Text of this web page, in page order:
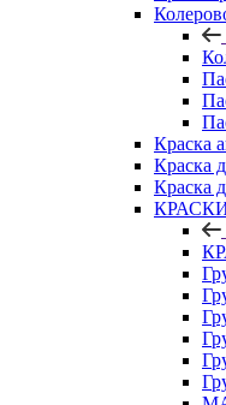
Краска
Краска
Краска